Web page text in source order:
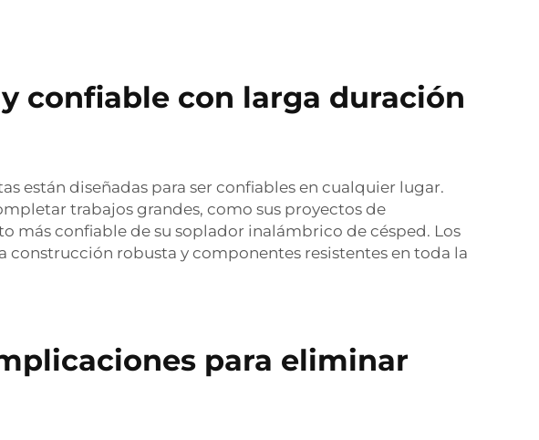
confiable con larga duración
están diseñadas para ser confiables en cualquier lugar.
trabajos grandes, como sus proyectos de
más confiable de su soplador inalámbrico de césped. Los
construcción robusta y componentes resistentes en toda la
para eliminar